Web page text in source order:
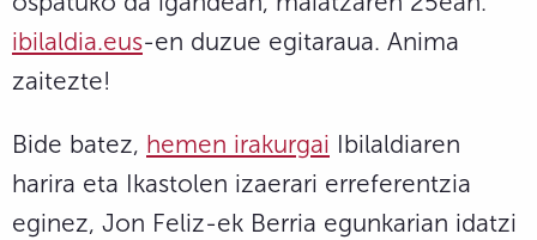
ibilaldia.eus-en duzue egitaraua. Anima
zaitezte!
Bide batez, hemen irakurgai Ibilaldiaren
harira eta Ikastolen izaerari erreferentzia
eginez, Jon Feliz-ek Berria egunkarian idatzi